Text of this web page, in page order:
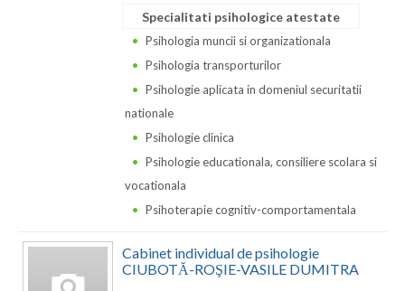
Harghita
Hunedoara
Specialitati psihologice atestate
Psihologia muncii si organizationala
Psihologia transporturilor
Psihologie aplicata in domeniul securitatii
nationale
Psihologie clinica
Psihologie educationala, consiliere scolara si
vocationala
Psihoterapie cognitiv-comportamentala
Cabinet individual de psihologie
CIUBOTĂ-ROŞIE-VASILE DUMITRA